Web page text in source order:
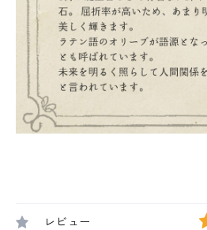
レビュー